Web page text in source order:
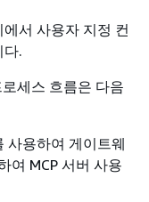
에서 사용자 지정 컨
다.
세스 흐름은 다음
사용하여 게이트웨
여 MCP 서버 사용